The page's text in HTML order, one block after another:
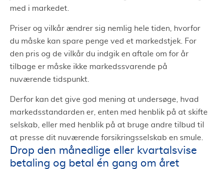
med i markedet.
Priser og vilkår ændrer sig nemlig hele tiden, hvorfor
du måske kan spare penge ved et markedstjek. For
den pris og de vilkår du indgik en aftale om for år
tilbage er måske ikke markedssvarende på
nuværende tidspunkt.
Derfor kan det give god mening at undersøge, hvad
markedsstandarden er, enten med henblik på at skifte
selskab, eller med henblik på at bruge andre tilbud til
at presse dit nuværende forsikringsselskab en smule.
Drop den månedlige eller kvartalsvise
betaling og betal én gang om året